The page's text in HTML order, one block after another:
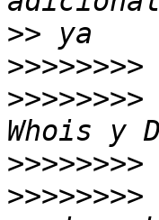
>>
>>>>>>>>
>>>>>>>>
>>>>>>>>
>>>>>>>>